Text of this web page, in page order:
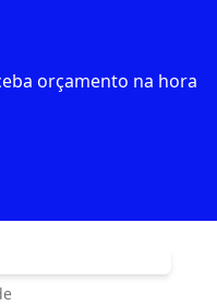
orçamento na hora